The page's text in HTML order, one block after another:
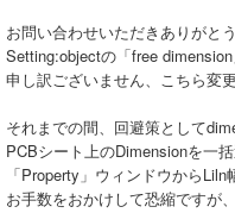
お問い合わせいただきありがと
Setting:objectの「free
申し訳ございません、こちら変
それまでの間、回避策として
PCBシート上のDimensionを一
「Property」ウィンドウから
お手数をおかけして恐縮ですが